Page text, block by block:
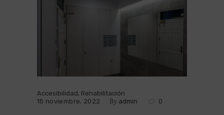
Accesibilidad, Rehabilitación
15 noviembre, 2022
By admin 0